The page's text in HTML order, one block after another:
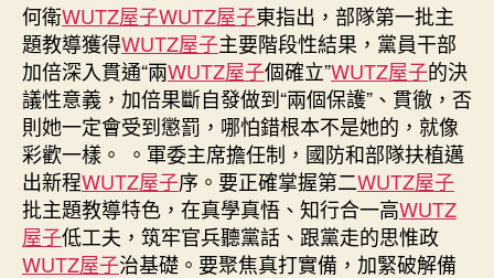
導
第
一
批
總
結
暨
第
二
批
安
何衛WUTZ屋子WUTZ屋子東指出，部隊第一批主
題教導獲得WUTZ屋子主要階段性結果，黨員干部
加倍深入貫通“兩WUTZ屋子個確立”WUTZ屋子的決
議性意義，加倍果斷自發做到“兩個保護”、貫徹，否
則她一定會受到懲罰，哪怕錯根本不是她的，就像
彩歡一樣。 。軍委主席擔任制，國防和部隊扶植邁
出新程WUTZ屋子序。要正確掌握第二WUTZ屋子
批主題教導特色，在真學真悟、知行合一高WUTZ
屋子低工夫，筑牢官兵聽黨話、跟黨走的思惟政
WUTZ屋子治基礎。要聚焦真打實備，加緊破解備